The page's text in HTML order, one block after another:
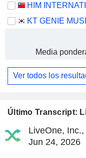
Último Transcript:
LiveOne,
Jun 24, 2026
Media
Ver todos los